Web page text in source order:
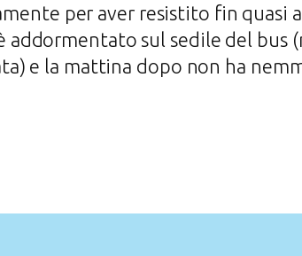
per aver resistito fin quasi
addormentato sul sedile del
e la mattina dopo non ha